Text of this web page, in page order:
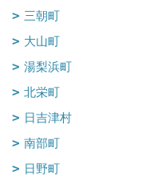
三朝町
大山町
湯梨浜町
北栄町
日吉津村
南部町
日野町